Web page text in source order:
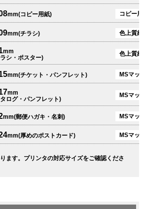
mm(コピー用紙) コピー
mm(チラシ) 色上質
mm
シ・ポスター)
色上質
mm(チケット・パンフレット) MSマッ
mm
ログ・パンフレット)
MSマッ
mm(郵便ハガキ・名刺) MSマッ
mm(厚めのポストカード) MSマッ
ます。プリンタの対応サイズをご確認くださ